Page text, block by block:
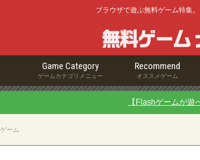
ブラウザで遊ぶ無料ゲーム特集
Game Category
ゲームカテゴリメニュー
Recommend
オススメゲーム
【Flashゲームが遊
ーム